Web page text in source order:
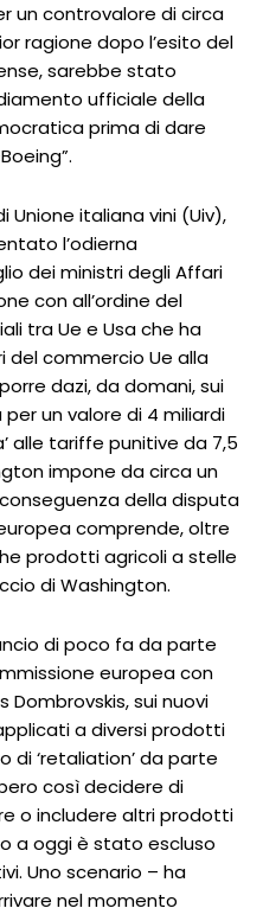
un controvalore di circa
ragione dopo l’esito del
sarebbe stato
ufficiale della
prima di dare
Unione italiana vini (Uiv),
l’odierna
dei ministri degli Affari
con all’ordine del
tra Ue e Usa che ha
del commercio Ue alla
dazi, da domani, sui
un valore di 4 miliardi
alle tariffe punitive da 7,5
impone da circa un
della disputa
comprende, oltre
prodotti agricoli a stelle
di Washington.
di poco fa da parte
europea con
sui nuovi
a diversi prodotti
di ‘retaliation’ da parte
così decidere di
o includere altri prodotti
a oggi è stato escluso
Uno scenario – ha
nel momento